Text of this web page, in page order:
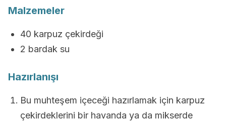
Malzemeler
40 karpuz çekirdeği
2 bardak su
Hazırlanışı
Bu muhteşem içeceği hazırlamak için karpuz
çekirdeklerini bir havanda ya da mikserde